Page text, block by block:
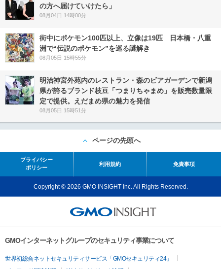
の方へ届けていけたら」
08月04日 14時00分
街中にポケモン100匹以上、立像は19匹 日本橋・八重
洲で“伝説のポケモン”を巡る謎解き
08月05日 15時55分
明治神宮外苑内のレストラン・森のビアガーデンで新潟
県が誇るブランド枝豆「つまりちゃまめ」を販売数量限
定で提供。えだまめ県の魅力を発信
08月05日 15時51分
ページの先頭へ
プライバシー
ポリシー
利用規約 免責事項
Copyright © 2026 GMO INSIGHT Inc. All Rights Reserved.
GMOインターネットグループのセキュリティ事業について
世界初総合ネットセキュリティサービス「GMOセキュリティ24」